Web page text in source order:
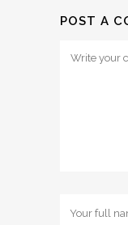
POST A